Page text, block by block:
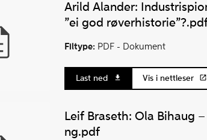
Arild Alander:
”ei god
Filtype: PDF - Dokument
Last ned Vis i nettleser
Leif Braseth: Ola Bihaug
ng.pdf